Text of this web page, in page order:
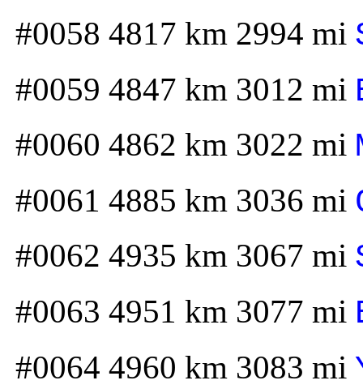
#0058 4817 km 2994 mi
#0059 4847 km 3012 mi
#0060 4862 km 3022 mi
#0061 4885 km 3036 mi
#0062 4935 km 3067 mi
#0063 4951 km 3077 mi
#0064 4960 km 3083 mi